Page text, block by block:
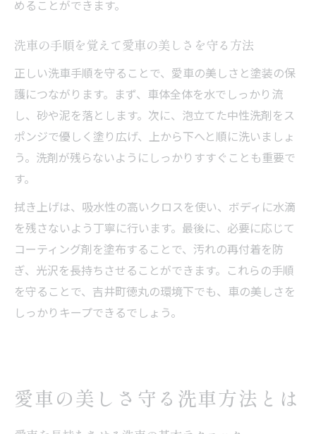
めることができます。
洗車の手順を覚えて愛車の美しさを守る方法
正しい洗車手順を守ることで、愛車の美しさと塗装の保
護につながります。まず、車体全体を水でしっかり流
し、砂や泥を落とします。次に、泡立てた中性洗剤をス
ポンジで優しく塗り広げ、上から下へと順に洗いましょ
う。洗剤が残らないようにしっかりすすぐことも重要で
す。
拭き上げは、吸水性の高いクロスを使い、ボディに水滴
を残さないよう丁寧に行います。最後に、必要に応じて
コーティング剤を塗布することで、汚れの再付着を防
ぎ、光沢を長持ちさせることができます。これらの手順
を守ることで、吉井町徳丸の環境下でも、車の美しさを
しっかりキープできるでしょう。
愛車の美しさ守る洗車方法とは